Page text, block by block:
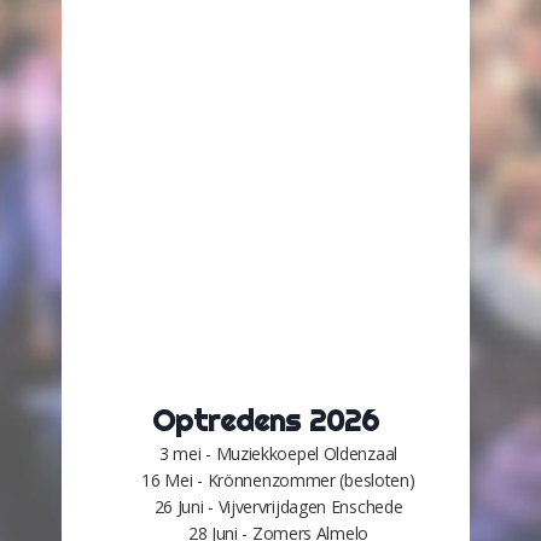
Optredens 2026
3 mei - Muziekkoepel Oldenzaal
16 Mei - Krönnenzommer (besloten)
26 Juni - Vijvervrijdagen Enschede
28 Juni - Zomers Almelo